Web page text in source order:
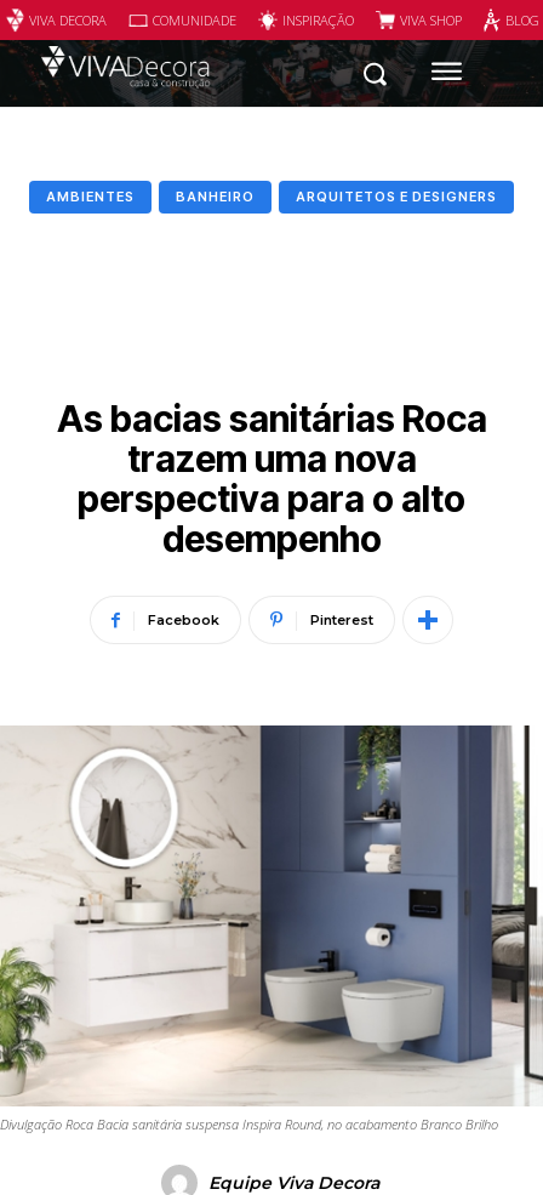
VIVA DECORA COMUNIDADE INSPIRAÇÃO VIVA SHOP
AMBIENTES BANHEIRO ARQUITETOS E DESIGNERS
As bacias sanitárias Roca
trazem uma nova
perspectiva para o alto
desempenho
Facebook Pinterest
Divulgação Roca Bacia sanitária suspensa Inspira Round, no acabamento Branco Brilho
Equipe Viva Decora